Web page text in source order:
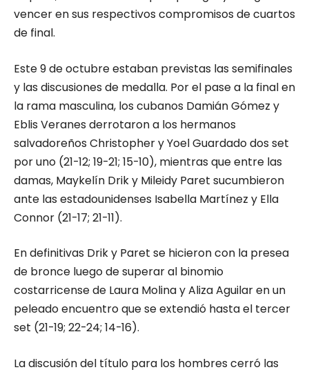
vencer en sus respectivos compromisos de cuartos
de final.
Este 9 de octubre estaban previstas las semifinales
y las discusiones de medalla. Por el pase a la final en
la rama masculina, los cubanos Damián Gómez y
Eblis Veranes derrotaron a los hermanos
salvadoreños Christopher y Yoel Guardado dos set
por uno (21-12; 19-21; 15-10), mientras que entre las
damas, Maykelín Drik y Mileidy Paret sucumbieron
ante las estadounidenses Isabella Martínez y Ella
Connor (21-17; 21-11).
En definitivas Drik y Paret se hicieron con la presea
de bronce luego de superar al binomio
costarricense de Laura Molina y Aliza Aguilar en un
peleado encuentro que se extendió hasta el tercer
set (21-19; 22-24; 14-16).
La discusión del título para los hombres cerró las